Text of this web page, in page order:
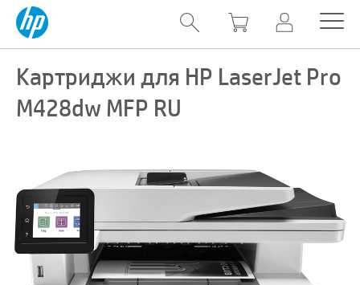
Картриджи для HP LaserJet Pro
M428dw MFP RU